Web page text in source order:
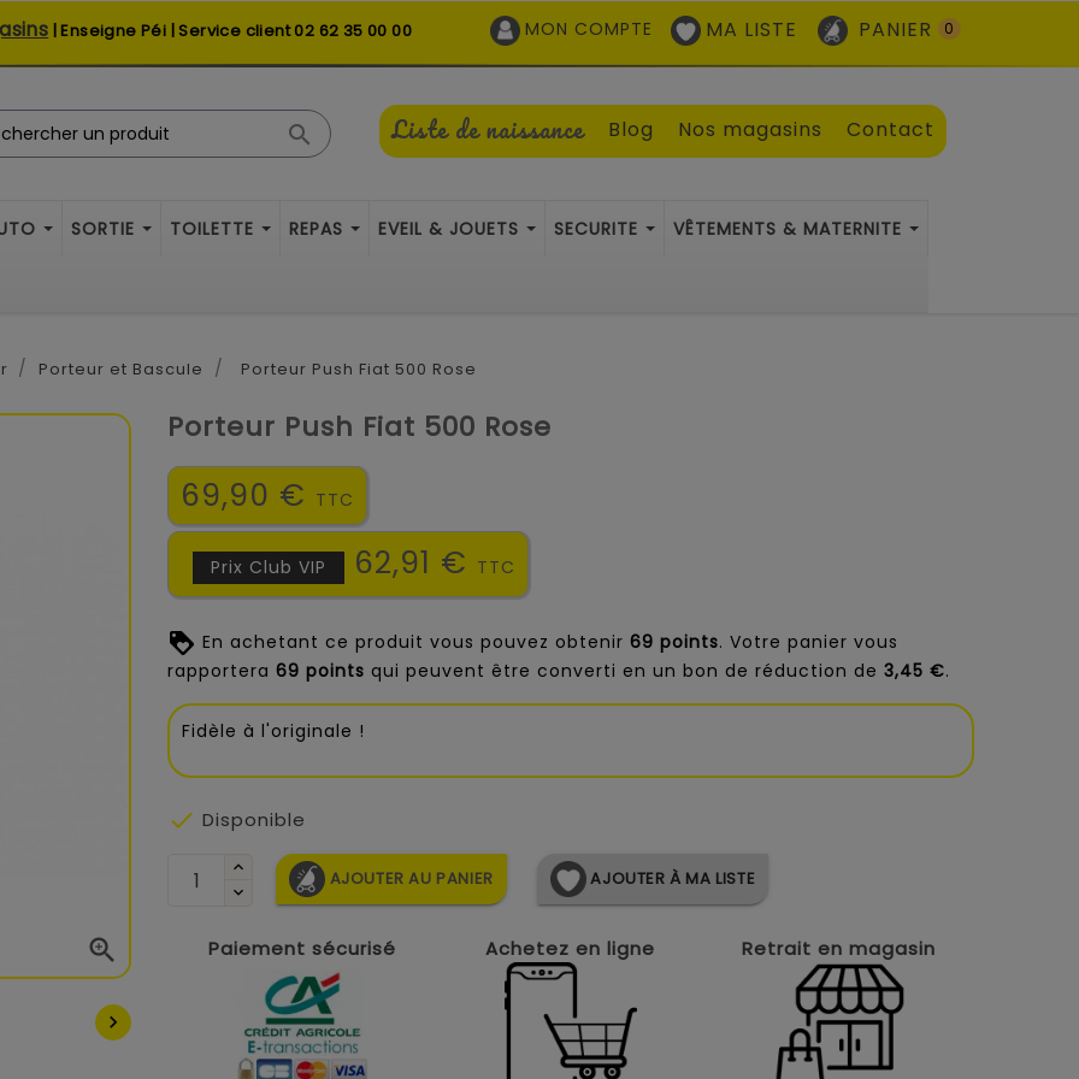
| Enseigne Péi | Service client02 62 35 00 00 MON COMPTE MA LISTE PANIER 0
Liste de naissance Blog Nos magasins Contact

SORTIE TOILETTE REPAS EVEIL & JOUETS SECURITE VÊTEMENTS & MATERNITE
Porteur et Bascule Porteur Push Fiat 500 Rose


Porteur Push Fiat 500 Rose
69,90 € TTC
Prix Club VIP 62,91 € TTC
En achetant ce produit vous pouvez obtenir 69 points. Votre panier vous
rapportera 69 points qui peuvent être converti en un bon de réduction de 3,45 €.
Fidèle à l'originale !
 Disponible
AJOUTER AU PANIER AJOUTER À MA LISTE
Paiement sécurisé Achetez en ligne Retrait en magasin